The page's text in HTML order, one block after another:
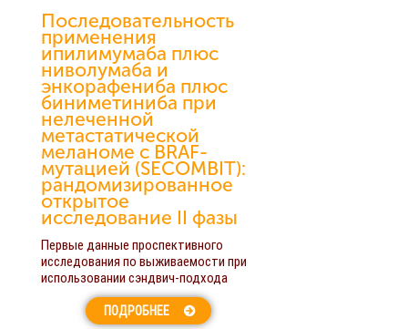
Последовательность
применения
ипилимумаба плюс
ниволумаба и
энкорафениба плюс
биниметиниба при
нелеченной
метастатической
меланоме с BRAF-
мутацией (SECOMBIT):
рандомизированное
открытое
исследование II фазы
Первые данные проспективного
исследования по выживаемости при
использовании сэндвич-подхода
ПОДРОБНЕЕ